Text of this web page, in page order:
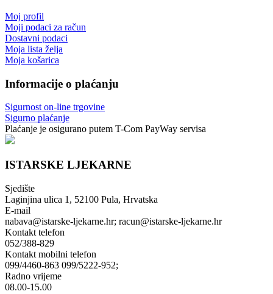
Moj profil
Moji podaci za račun
Dostavni podaci
Moja lista želja
Moja košarica
Informacije o plaćanju
Sigurnost on-line trgovine
Sigurno plaćanje
Plaćanje je osigurano putem T-Com PayWay servisa
ISTARSKE LJEKARNE
Sjedište
Laginjina ulica 1, 52100 Pula, Hrvatska
E-mail
nabava@istarske-ljekarne.hr; racun@istarske-ljekarne.hr
Kontakt telefon
052/388-829
Kontakt mobilni telefon
099/4460-863 099/5222-952;
Radno vrijeme
08.00-15.00